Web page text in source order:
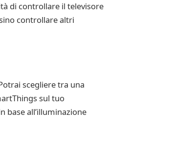
di controllare il televisore
controllare altri
scegliere tra una
sul tuo
all’illuminazione